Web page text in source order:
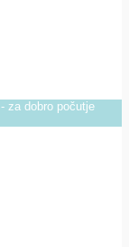
za dobro počutje